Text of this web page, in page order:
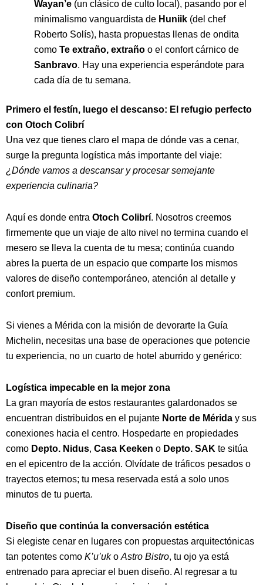
Wayan’e (un clásico de culto local), pasando por el
minimalismo vanguardista de Huniik (del chef
Roberto Solís), hasta propuestas llenas de ondita
como Te extraño, extraño o el confort cárnico de
Sanbravo. Hay una experiencia esperándote para
cada día de tu semana.
Primero el festín, luego el descanso: El refugio perfecto
con Otoch Colibrí
Una vez que tienes claro el mapa de dónde vas a cenar,
surge la pregunta logística más importante del viaje:
¿Dónde vamos a descansar y procesar semejante
experiencia culinaria?
Aquí es donde entra Otoch Colibrí. Nosotros creemos
firmemente que un viaje de alto nivel no termina cuando el
mesero se lleva la cuenta de tu mesa; continúa cuando
abres la puerta de un espacio que comparte los mismos
valores de diseño contemporáneo, atención al detalle y
confort premium.
Si vienes a Mérida con la misión de devorarte la Guía
Michelin, necesitas una base de operaciones que potencie
tu experiencia, no un cuarto de hotel aburrido y genérico:
Logística impecable en la mejor zona
La gran mayoría de estos restaurantes galardonados se
encuentran distribuidos en el pujante Norte de Mérida y sus
conexiones hacia el centro. Hospedarte en propiedades
como Depto. Nidus, Casa Keeken o Depto. SAK te sitúa
en el epicentro de la acción. Olvídate de tráficos pesados o
trayectos eternos; tu mesa reservada está a solo unos
minutos de tu puerta.
Diseño que continúa la conversación estética
Si elegiste cenar en lugares con propuestas arquitectónicas
tan potentes como K’u’uko Astro Bistro, tu ojo ya está
entrenado para apreciar el buen diseño. Al regresar a tu